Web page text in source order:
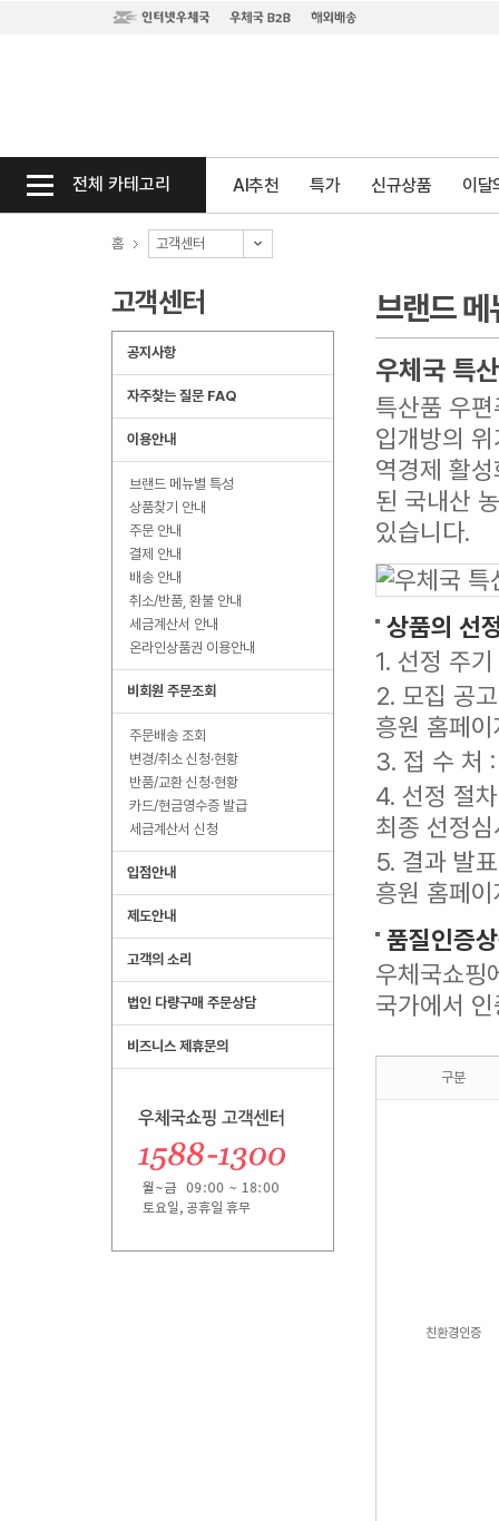
전체 카테고리 AI추천 특가 신규상품 이달
홈 고객센터
고객센터
공지사항
자주찾는 질문 FAQ
이용안내
브랜드 메뉴별 특성
상품찾기 안내
주문 안내
결제 안내
배송 안내
취소/반품, 환불 안내
세금계산서 안내
온라인상품권 이용안내
비회원 주문조회
주문배송 조회
변경/취소 신청·현황
반품/교환 신청·현황
카드/현금영수증 발급
세금계산서 신청
입점안내
제도안내
고객의 소리
법인 다량구매 주문상담
비즈니스 제휴문의
브랜드
우체국 특
특산품 우
입개방의
역경제 활
된 국내산
있습니다.
상품의 선
1. 선정 주
2. 모집 공
흥원 홈페
3. 접 수 처
4. 선정 절
최종 선정
5. 결과 발
흥원 홈페
품질인증
우체국쇼핑
국가에서
구분
친환경인증